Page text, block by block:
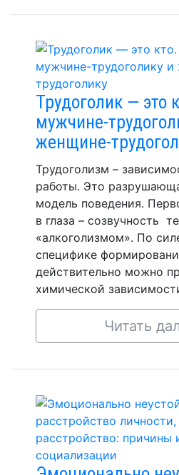
Трудоголик — это
мужчине-
женщине-
Трудоголизм –
работы. Это
модель поведения.
в глаза – созвучность
«алкоголизмом». По
специфике
действительно можно
химической
Читать